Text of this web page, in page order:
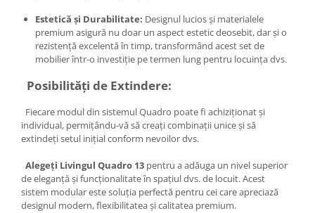
Estetică și Durabilitate: Designul lucios și materialele
premium asigură nu doar un aspect estetic deosebit, dar și o
rezistență excelentă în timp, transformând acest set de
mobilier într-o investiție pe termen lung pentru locuința dvs.
Posibilități de Extindere:
Fiecare modul din sistemul Quadro poate fi achiziționat și
individual, permițându-vă să creați combinații unice și să
extindeți setul inițial conform nevoilor dvs.
Alegeți Livingul Quadro 13 pentru a adăuga un nivel superior
de eleganță și funcționalitate în spațiul dvs. de locuit. Acest
sistem modular este soluția perfectă pentru cei care apreciază
designul modern, flexibilitatea și calitatea premium.